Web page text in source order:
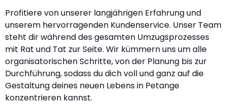
Profitiere von unserer langjährigen Erfahrung und
unserem hervorragenden Kundenservice. Unser Team
steht dir während des gesamten Umzugsprozesses
mit Rat und Tat zur Seite. Wir kümmern uns um alle
organisatorischen Schritte, von der Planung bis zur
Durchführung, sodass du dich voll und ganz auf die
Gestaltung deines neuen Lebens in Petange
konzentrieren kannst.